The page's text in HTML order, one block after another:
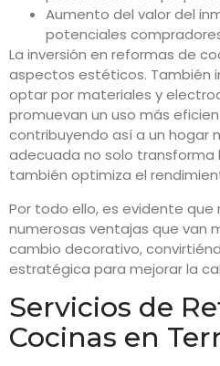
Aumento del valor del
potenciales
La inversión en reformas de
aspectos estéticos. También
optar por materiales y
promuevan un uso más
contribuyendo así a un hogar
adecuada no solo transforma
también optimiza el
Por todo ello, es evidente
numerosas ventajas que van
cambio decorativo,
estratégica para mejorar la
Servicios de
Cocinas en